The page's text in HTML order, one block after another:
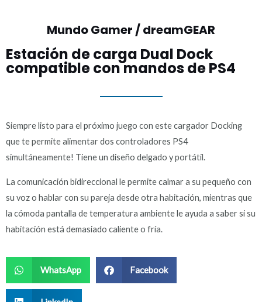
Mundo Gamer / dreamGEAR
Estación de carga Dual Dock
compatible con mandos de PS4
Siempre listo para el próximo juego con este cargador Docking
que te permite alimentar dos controladores PS4
simultáneamente! Tiene un diseño delgado y portátil.
La comunicación bidireccional le permite calmar a su pequeño con
su voz o hablar con su pareja desde otra habitación, mientras que
la cómoda pantalla de temperatura ambiente le ayuda a saber si su
habitación está demasiado caliente o fría.
WhatsApp Facebook